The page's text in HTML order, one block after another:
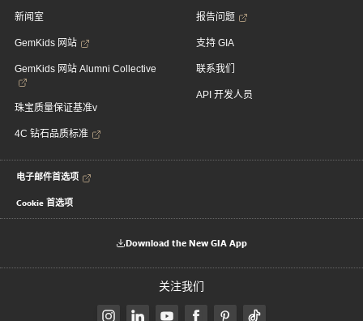
新闻室
GemKids 网站
GemKids 网站 Alumni Collective
珠宝质量保证基准v
4C 钻石品质标准
报告问题
支持 GIA
联系我们
API 开发人员
电子邮件首选项
Cookie 首选项
Download the New GIA App
关注我们